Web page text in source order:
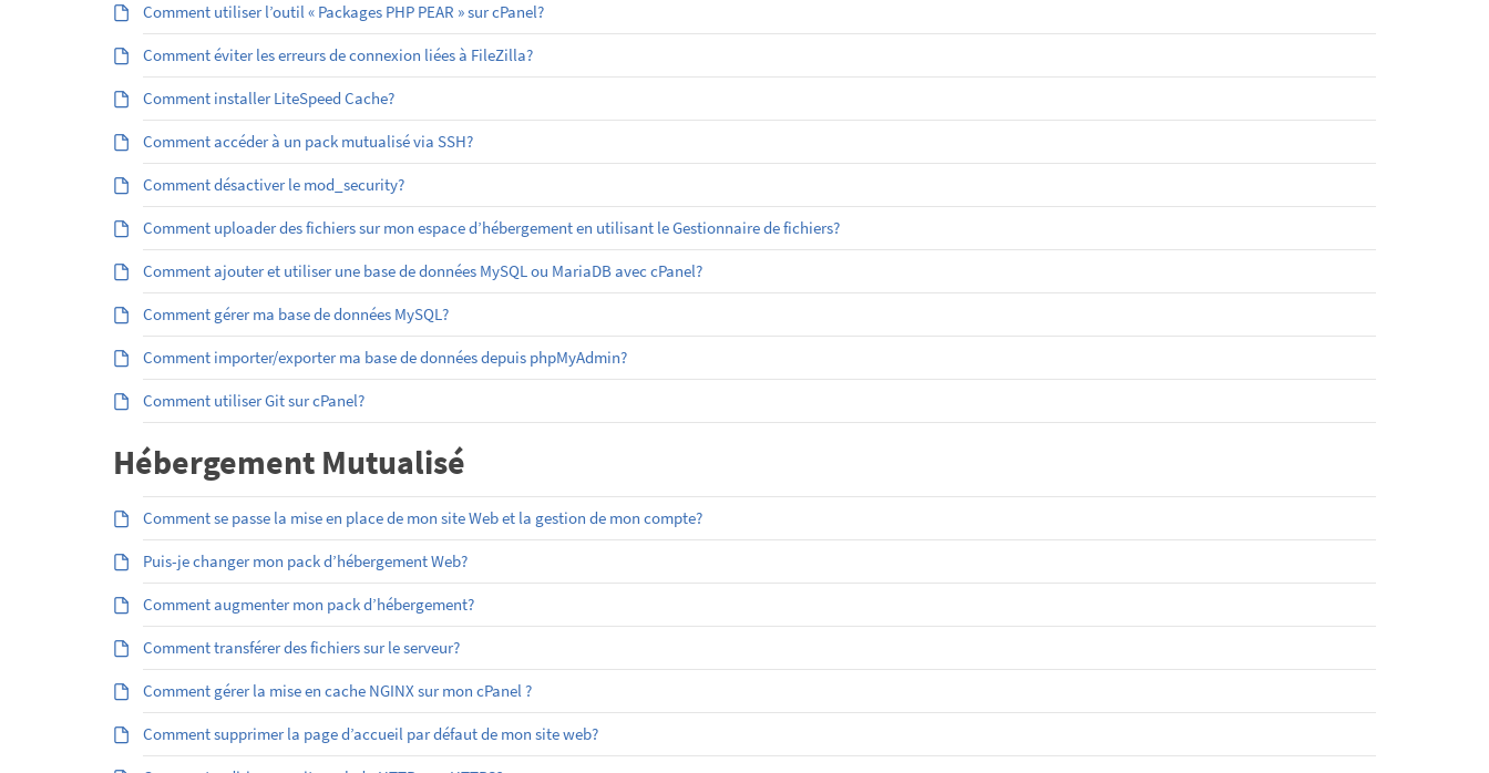
Comment utiliser l’outil « Packages PHP PEAR » sur cPanel?
Comment éviter les erreurs de connexion liées à FileZilla?
Comment installer LiteSpeed Cache?
Comment accéder à un pack mutualisé via SSH?
Comment désactiver le mod_security?
Comment uploader des fichiers sur mon espace d’hébergement en utilisant le Gestionnaire de fichiers?
Comment ajouter et utiliser une base de données MySQL ou MariaDB avec cPanel?
Comment gérer ma base de données MySQL?
Comment importer/exporter ma base de données depuis phpMyAdmin?
Comment utiliser Git sur cPanel?
Hébergement Mutualisé
Comment se passe la mise en place de mon site Web et la gestion de mon compte?
Puis-je changer mon pack d’hébergement Web?
Comment augmenter mon pack d’hébergement?
Comment transférer des fichiers sur le serveur?
Comment gérer la mise en cache NGINX sur mon cPanel ?
Comment supprimer la page d’accueil par défaut de mon site web?